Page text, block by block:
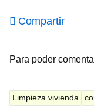
Compartir
Para poder
Limpieza vivienda